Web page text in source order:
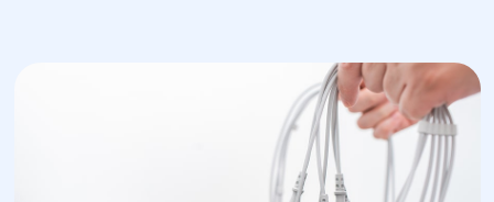
видає лікар після обстеження,
демонструють нормальний стан серця
або ж різні порушення. Причина появи
захворювання при цьому не